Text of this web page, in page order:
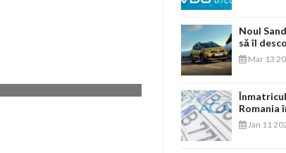
Noul
să îl
Mar 13
Romania
Jan 11